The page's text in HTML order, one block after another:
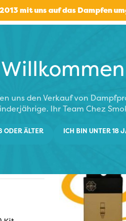
Willkommen
uns den Verkauf von
Ihr Team Chez
ODER ÄLTER ICH BIN UNTER 18
mit uns auf das Dampfen
E-Liquids
Start/